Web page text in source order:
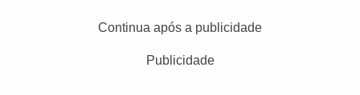
Continua após a publicidade
Publicidade